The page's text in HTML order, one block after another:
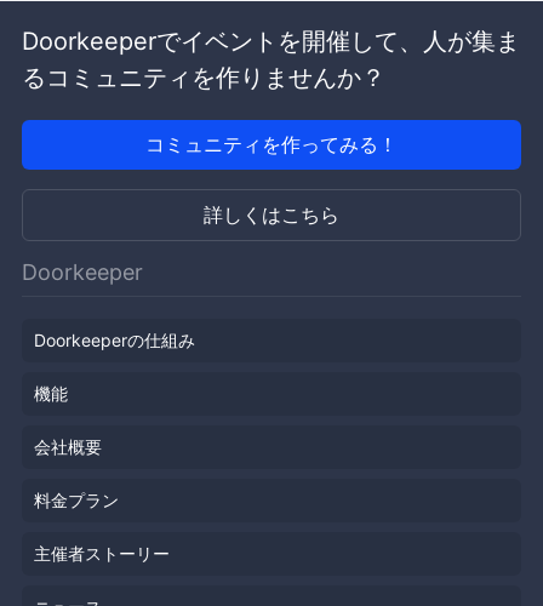
Doorkeeperでイベントを開催して、人が集ま
るコミュニティを作りませんか？
コミュニティを作ってみる！
詳しくはこちら
Doorkeeper
Doorkeeperの仕組み
機能
会社概要
料金プラン
主催者ストーリー